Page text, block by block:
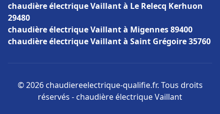
chaudière électrique Vaillant à Le Relecq Kerhuon
29480
chaudière électrique Vaillant à Migennes 89400
chaudière électrique Vaillant à Saint Grégoire 35760
© 2026 chaudiereelectrique-qualifie.fr. Tous droits
réservés - chaudière électrique Vaillant